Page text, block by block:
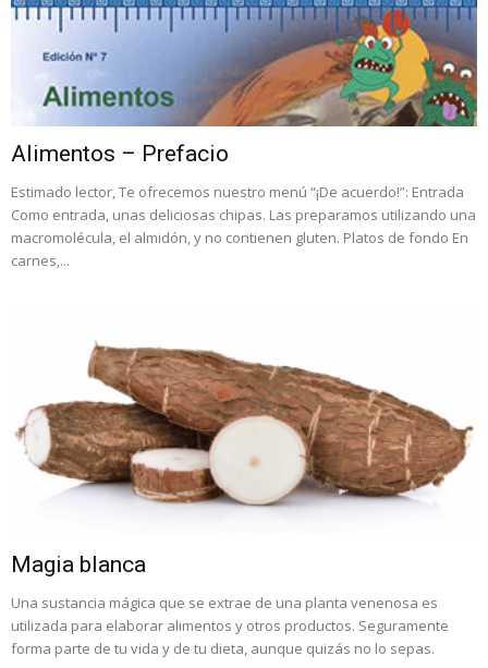
Alimentos – Prefacio
Estimado lector, Te ofrecemos nuestro menú “¡De acuerdo!”: Entrada
Como entrada, unas deliciosas chipas. Las preparamos utilizando una
macromolécula, el almidón, y no contienen gluten. Platos de fondo En
carnes,...
Magia blanca
Una sustancia mágica que se extrae de una planta venenosa es
utilizada para elaborar alimentos y otros productos. Seguramente
forma parte de tu vida y de tu dieta, aunque quizás no lo sepas.